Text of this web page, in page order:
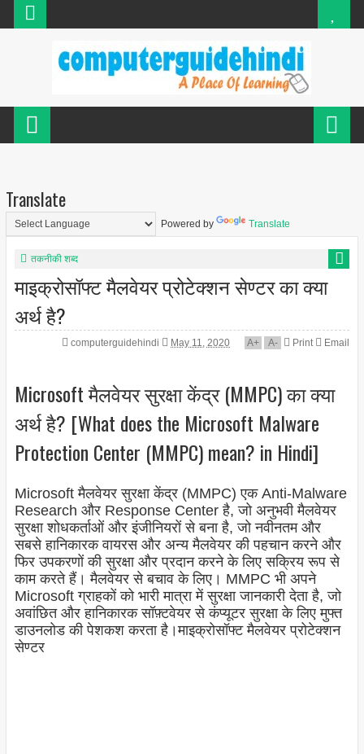
Translate
Powered by Translate
तकनीकी शब्द
माइक्रोसॉफ्ट मैलवेयर प्रोटेक्शन सेण्टर का क्या
अर्थ है?
computerguidehindi May 11, 2020 A+ A- Print Email
Microsoft मैलवेयर सुरक्षा केंद्र (MMPC) का क्या
अर्थ है? [What does the Microsoft Malware
Protection Center (MMPC) mean? in Hindi]
Microsoft मैलवेयर सुरक्षा केंद्र (MMPC) एक Anti-Malware
Research और Response Center है, जो अनुभवी मैलवेयर
सुरक्षा शोधकर्ताओं और इंजीनियरों से बना है, जो नवीनतम और
सबसे हानिकारक वायरस और अन्य मैलवेयर की पहचान करने और
फिर उपकरणों की सुरक्षा और प्रदान करने के लिए सक्रिय रूप से
काम करते हैं। मैलवेयर से बचाव के लिए। MMPC भी अपने
Microsoft ग्राहकों को भारी मात्रा में सुरक्षा जानकारी देता है, जो
अवांछित और हानिकारक सॉफ़्टवेयर से कंप्यूटर सुरक्षा के लिए मुफ्त
डाउनलोड की पेशकश करता है।माइक्रोसॉफ्ट मैलवेयर प्रोटेक्शन
सेण्टर